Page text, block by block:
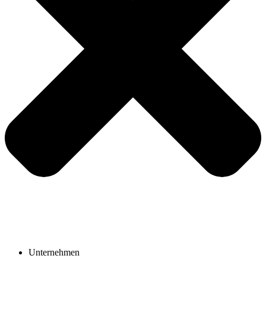
Unternehmen